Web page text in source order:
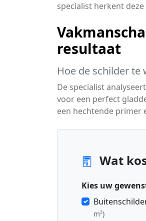
specialist herkent
resultaat
Hoe de schilder te
De specialist
voor een perfect
een hechtende primer
Wat
Kies uw
m²)